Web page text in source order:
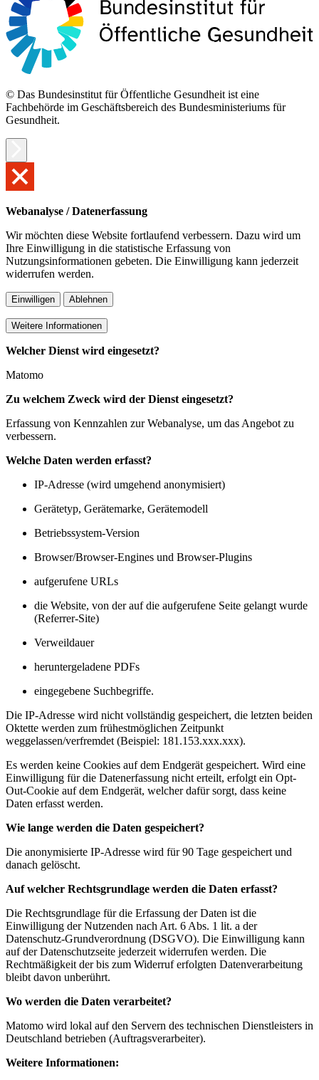
© Das Bundesinstitut für Öffentliche Gesundheit ist eine
Fachbehörde im Geschäftsbereich des Bundesministeriums für
Gesundheit.
Webanalyse / Datenerfassung
Wir möchten diese Website fortlaufend verbessern. Dazu wird um
Ihre Einwilligung in die statistische Erfassung von
Nutzungsinformationen gebeten. Die Einwilligung kann jederzeit
widerrufen werden.
Einwilligen Ablehnen
Weitere Informationen
Welcher Dienst wird eingesetzt?
Matomo
Zu welchem Zweck wird der Dienst eingesetzt?
Erfassung von Kennzahlen zur Webanalyse, um das Angebot zu
verbessern.
Welche Daten werden erfasst?
IP-Adresse (wird umgehend anonymisiert)
Gerätetyp, Gerätemarke, Gerätemodell
Betriebssystem-Version
Browser/Browser-Engines und Browser-Plugins
aufgerufene URLs
die Website, von der auf die aufgerufene Seite gelangt wurde
(Referrer-Site)
Verweildauer
heruntergeladene PDFs
eingegebene Suchbegriffe.
Die IP-Adresse wird nicht vollständig gespeichert, die letzten beiden
Oktette werden zum frühestmöglichen Zeitpunkt
weggelassen/verfremdet (Beispiel: 181.153.xxx.xxx).
Es werden keine Cookies auf dem Endgerät gespeichert. Wird eine
Einwilligung für die Datenerfassung nicht erteilt, erfolgt ein Opt-
Out-Cookie auf dem Endgerät, welcher dafür sorgt, dass keine
Daten erfasst werden.
Wie lange werden die Daten gespeichert?
Die anonymisierte IP-Adresse wird für 90 Tage gespeichert und
danach gelöscht.
Auf welcher Rechtsgrundlage werden die Daten erfasst?
Die Rechtsgrundlage für die Erfassung der Daten ist die
Einwilligung der Nutzenden nach Art. 6 Abs. 1 lit. a der
Datenschutz-Grundverordnung (DSGVO). Die Einwilligung kann
auf der Datenschutzseite jederzeit widerrufen werden. Die
Rechtmäßigkeit der bis zum Widerruf erfolgten Datenverarbeitung
bleibt davon unberührt.
Wo werden die Daten verarbeitet?
Matomo wird lokal auf den Servern des technischen Dienstleisters in
Deutschland betrieben (Auftragsverarbeiter).
Weitere Informationen: